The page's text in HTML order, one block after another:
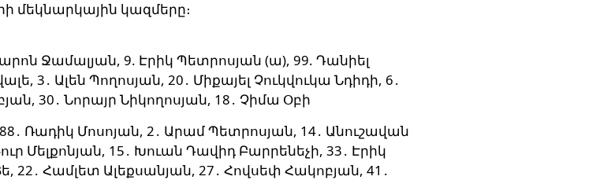
մեկնարկային կազմերը։
Ջամալյան, 9. Էրիկ Պետրոսյան(ա), 99. Դանիել
3․ Ալեն Պողոսյան, 20․ Միքայել Չուկվուկա Նդիդի, 6․
30․ Նորայր Նիկողոսյան, 18․ Չիմա Օբի
Ռադիկ Մոսոյան, 2․ Արամ Պետրոսյան, 14․ Անուշավան
Մելքոնյան, 15․ Խուան Դավիդ Բարրենեչի, 33․ Էրիկ
22․ Համլետ Ալեքսանյան, 27․ Հովսեփ Հակոբյան, 41․